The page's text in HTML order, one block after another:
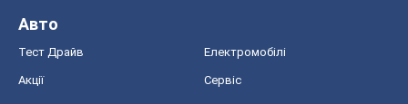
Авто
Тест Драйв Електромобілі
Акції Сервіс